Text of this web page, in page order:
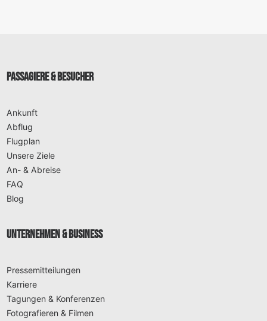
PASSAGIERE & BESUCHER
Ankunft
Abflug
Flugplan
Unsere Ziele
An- & Abreise
FAQ
Blog
UNTERNEHMEN & BUSINESS
Pressemitteilungen
Karriere
Tagungen & Konferenzen
Fotografieren & Filmen